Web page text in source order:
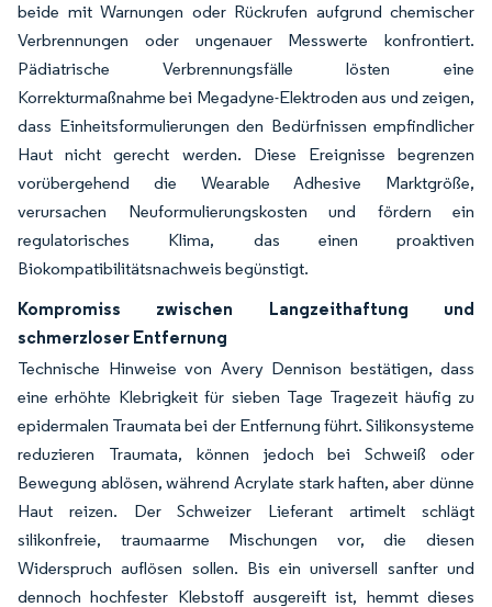
beide mit Warnungen oder Rückrufen aufgrund chemischer
Verbrennungen oder ungenauer Messwerte konfrontiert.
Pädiatrische Verbrennungsfälle lösten eine
Korrekturmaßnahme bei Megadyne-Elektroden aus und zeigen,
dass Einheitsformulierungen den Bedürfnissen empfindlicher
Haut nicht gerecht werden. Diese Ereignisse begrenzen
vorübergehend die Wearable Adhesive Marktgröße,
verursachen Neuformulierungskosten und fördern ein
regulatorisches Klima, das einen proaktiven
Biokompatibilitätsnachweis begünstigt.
Kompromiss zwischen Langzeithaftung und
schmerzloser Entfernung
Technische Hinweise von Avery Dennison bestätigen, dass
eine erhöhte Klebrigkeit für sieben Tage Tragezeit häufig zu
epidermalen Traumata bei der Entfernung führt. Silikonsysteme
reduzieren Traumata, können jedoch bei Schweiß oder
Bewegung ablösen, während Acrylate stark haften, aber dünne
Haut reizen. Der Schweizer Lieferant artimelt schlägt
silikonfreie, traumaarme Mischungen vor, die diesen
Widerspruch auflösen sollen. Bis ein universell sanfter und
dennoch hochfester Klebstoff ausgereift ist, hemmt dieses